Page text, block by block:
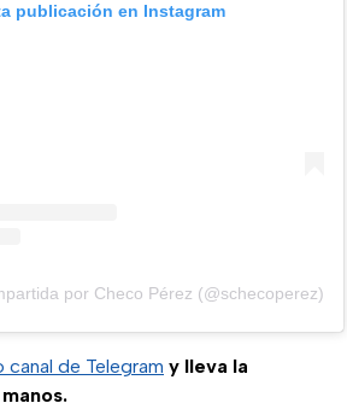
publicación en Instagram
por Checo Pérez (@schecoperez)
de Telegram y lleva la